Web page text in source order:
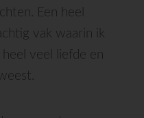
Een heel
vak waarin ik
veel liefde en